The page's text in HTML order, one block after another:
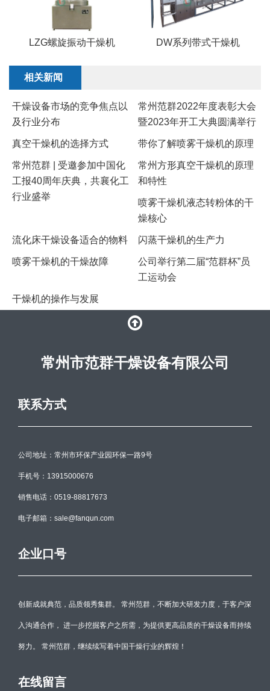
LZG螺旋振动干燥机 DW系列带式干燥机
相关新闻
干燥设备市场的竞争焦点以
及行业分布
常州范群2022年度表彰大会
暨2023年开工大典圆满举行
真空干燥机的选择方式 带你了解喷雾干燥机的原理
常州范群 | 受邀参加中国化
工报40周年庆典，共襄化工
行业盛举
常州方形真空干燥机的原理
和特性
喷雾干燥机液态转粉体的干
燥核心
流化床干燥设备适合的物料 闪蒸干燥机的生产力
喷雾干燥机的干燥故障
公司举行第二届“范群杯”员
工运动会
干燥机的操作与发展
常州市范群干燥设备有限公司
联系方式
公司地址：常州市环保产业园环保一路9号
手机号：13915000676
销售电话：0519-88817673
电子邮箱：sale@fanqun.com
企业口号
创新成就典范，品质领秀集群。 常州范群，不断加大研发力度，于客户深
入沟通合作， 进一步挖掘客户之所需，为提供更高品质的干燥设备而持续
努力。 常州范群，继续续写着中国干燥行业的辉煌！
在线留言